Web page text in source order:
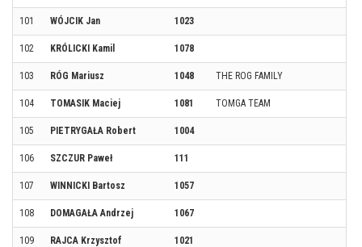
101 WÓJCIK Jan 1023
102 KRÓLICKI Kamil 1078
103 RÓG Mariusz 1048 THE ROG FAMILY
104 TOMASIK Maciej 1081 TOMGA TEAM
105 PIETRYGAŁA Robert 1004
106 SZCZUR Paweł 111
107 WINNICKI Bartosz 1057
108 DOMAGAŁA Andrzej 1067
109 RAJCA Krzysztof 1021